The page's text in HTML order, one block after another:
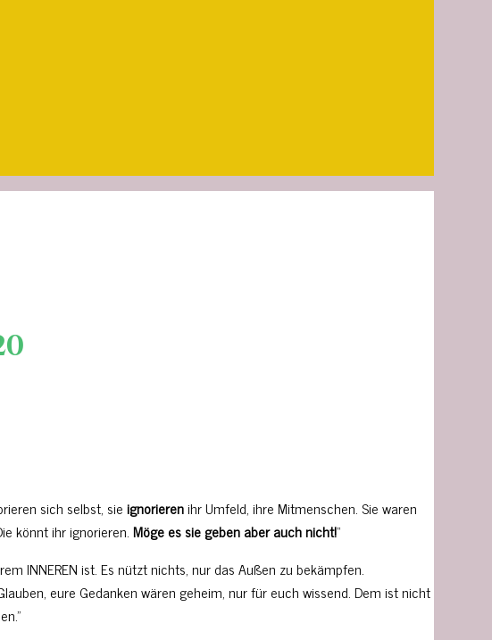
sich selbst, sieignorierenihr Umfeld, ihre Mitmenschen. Sie waren
könnt ihr ignorieren.Möge es sie geben aber auch nicht!“
INNEREN ist. Es nützt nichts, nur das Außen zu bekämpfen.
eure Gedanken wären geheim, nur für euch wissend. Dem ist nicht